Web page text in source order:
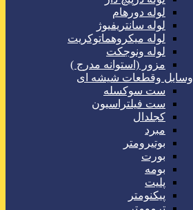
لوله دورهام
لوله سانتریفیوژ
لوله میکروهماتوکریت
لوله ونوجکت
مزور (استوانه مدرج )
وسایل وقطعات شیشه ای
ست سوکسله
ست فیلتراسیون
کجلدال
مبرد
بوتیرومتر
بورت
بومه
پلیت
پیکنومتر